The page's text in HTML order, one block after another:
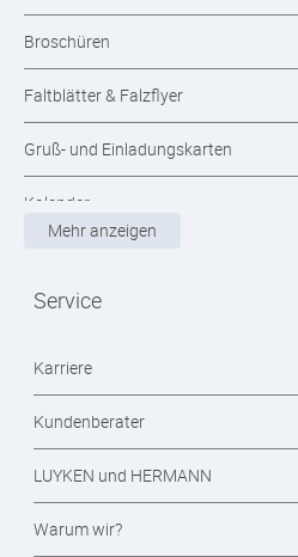
Broschüren
Faltblätter & Falzflyer
Gruß- und Einladungskarten
Kalender
Mappen drucken
Notizblöcke
Durchschreibesätze
Formulare - Formularsätze
Endlosformulare
Mehr anzeigen
Service
Karriere
Kundenberater
LUYKEN und HERMANN
Warum wir?